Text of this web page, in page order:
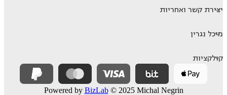
יצירת קשר ואחריות
מיכל נגרין
קולקציות
Powered by BizLab© 2025 Michal Negrin